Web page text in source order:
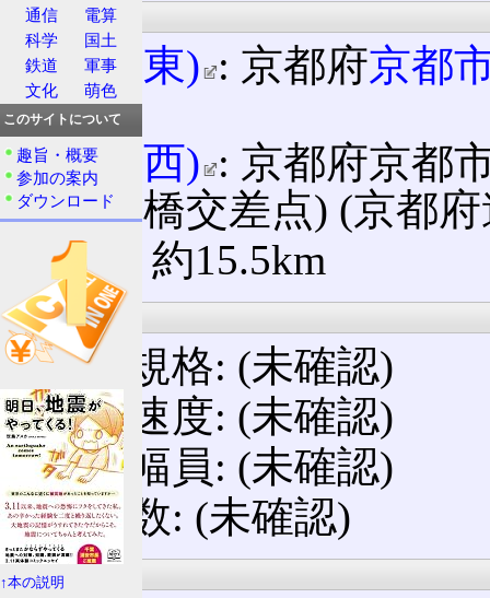
起点・終点
起点(東) : 京都府京都
号)
終点(西) : 京都府京都
(渡月橋交差点) (京都
延長: 約15.5km
設計諸元
構造規格: (未確認)
設計速度: (未確認)
道路幅員: (未確認)
車線数: (未確認)
規制等
通信
電算
科学
国土
鉄道
軍事
文化
萌色
このサイトについて
趣旨・概要
参加の案内
ダウンロード
↑本の説明